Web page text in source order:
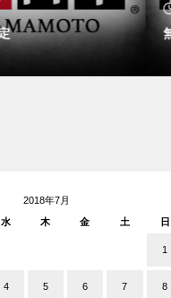
グランドクローズ
2022.08.23
無敵スペック！？
2018年7月
水 木 金 土 日
1
4 5 6 7 8